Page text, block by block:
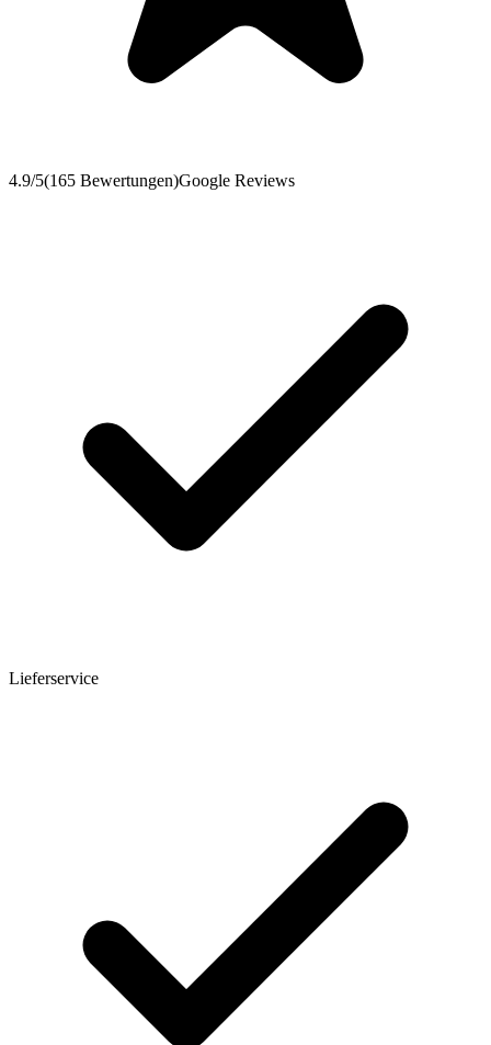
4.9/5(165 Bewertungen)Google Reviews
Lieferservice